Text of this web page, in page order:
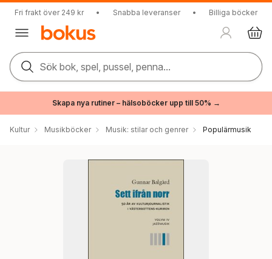
Fri frakt över 249 kr • Snabba leveranser • Billiga böcker
Sök bok, spel, pussel, penna...
Skapa nya rutiner – hälsoböcker upp till 50% →
Kultur Musikböcker Musik: stilar och genrer Populärmusik